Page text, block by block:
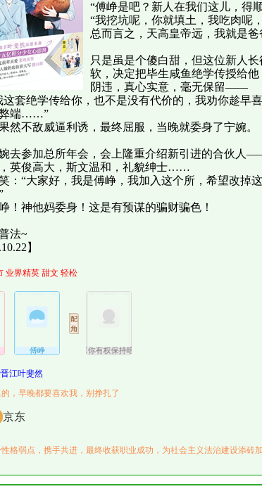
“傅峥是吧？新人在我们这儿，得
“我挖坑呢，你就填土，我吃肉
总而言之，天高皇帝远，我就是爸
只是虽是个傻白甜，但这位新人
软，决定把毕生咸鱼绝学传授给
阴违，真心实意，毫无保留——
这套绝学传给你，也不是没有代价的，我劝你趁早
弊端……”
然不敌威逼利诱，最终屈服，当晚就委身了宁婉。
去参加总所年会，会上隆重介绍新引进的合伙人
英俊高大，斯文温和，礼貌绅士……
：“大家好，我是傅峥，我加入这个所，希望改掉
！神他妈委身！这是有预谋的骗财骗色！
法~
】
业界精英 甜文 轻松
傅峥 下个文《你有权保持暗恋》专栏求收藏
江叶斐然
，早晚都要喜欢我，别挣扎了
京东
格弱点，携手共进，最终收获职业成功，为社会主义法治建设添砖